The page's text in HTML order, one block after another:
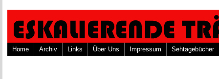
Home Archiv Links Über Uns Impressum Sehtagebücher